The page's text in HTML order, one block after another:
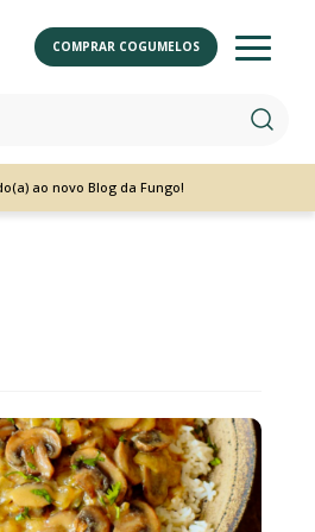
COMPRAR COGUMELOS
ao novo Blog da Fungo!